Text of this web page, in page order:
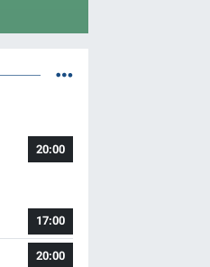
20:00
17:00
20:00